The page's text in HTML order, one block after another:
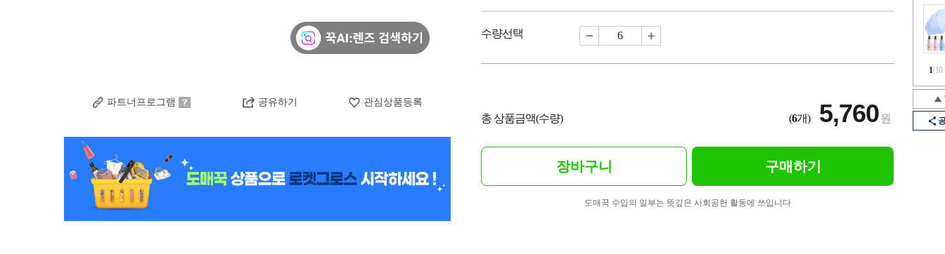
1/10
파트너프로그램 공유하기 관심상품등록
수량선택
총 상품금액(수량) (6개) 5,760원
장바구니 구매하기
도매꾹 수입의 일부는 뜻깊은 사회공헌 활동에 쓰입니다